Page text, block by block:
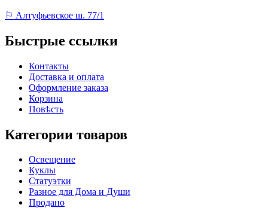
⚐ Алтуфьевское ш. 77/1
Быстрые ссылки
Контакты
Доставка и оплата
Оформление заказа
Корзина
Повѣсть
Категории товаров
Освещение
Куклы
Статуэтки
Разное для Дома и Души
Продано